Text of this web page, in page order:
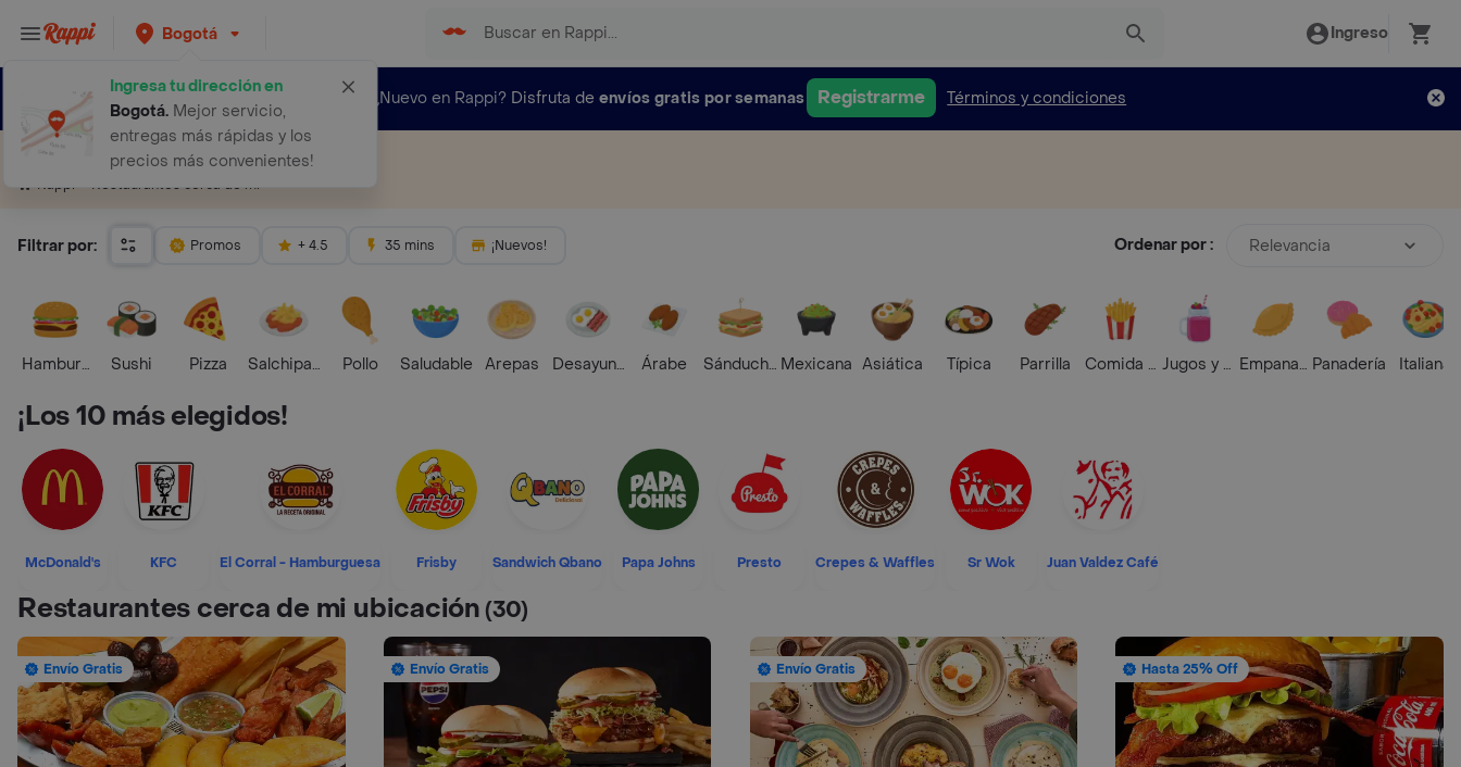
Bogotá
Ingresa tu dirección en
Bogotá. Mejor servicio,
entregas más rápidas y los
precios más convenientes!
Ingreso
¿Nuevo en Rappi? Disfruta de envíos gratis por semanas Registrarme Términos y condiciones
Restaurantes cerca de mí
Rappi Restaurantes cerca de mí
Filtrar por: Promos + 4.5 35 mins ¡Nuevos! Ordenar por : Relevancia
HamburguesaSushi Pizza Salchipapas Pollo Saludable Arepas Desayunos Árabe SánduchesMexicana Asiática Típica Parrilla Comida RápidaJugos y BatidosEmpanadasPanadería Italiana
¡Los 10 más elegidos!
McDonald's KFC El Corral - Hamburguesa Frisby Sandwich Qbano Papa Johns Presto Crepes & Waffles Sr Wok Juan Valdez Café
Restaurantes cerca de mi ubicación(30)
Envío Gratis Envío Gratis Envío Gratis Hasta 25% Off